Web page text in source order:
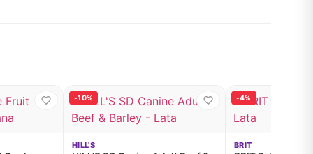
-10%
HILL'S
-4%
BRIT